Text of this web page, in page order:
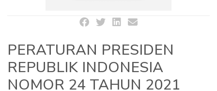
PERATURAN PRESIDEN
REPUBLIK INDONESIA
NOMOR 24 TAHUN 2021